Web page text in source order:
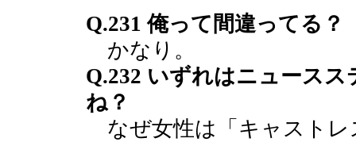
Q.231 俺って間違ってる？
かなり。
Q.232 いずれはニュース
ね？
なぜ女性は「キャストレ